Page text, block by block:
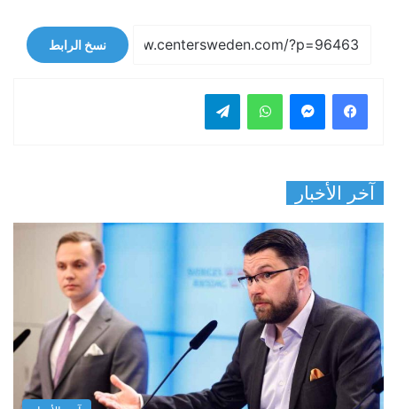
نسخ الرابط
فيسبوك واتساب
آخر الأخبار